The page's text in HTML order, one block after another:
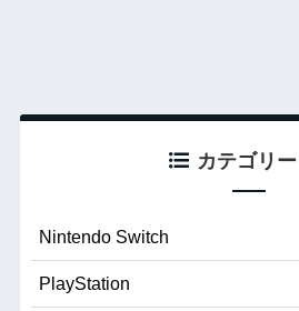
カテゴリー
Nintendo Switch
PlayStation